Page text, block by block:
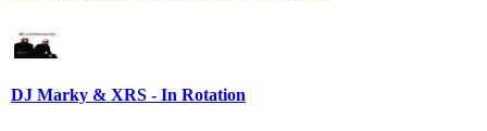
DJ Marky & XRS - In Rotation